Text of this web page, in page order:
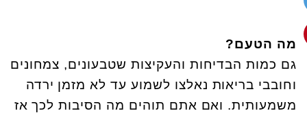
מה הטעם?
גם כמות הבדיחות והעקיצות שטבעונים, צמחונים
וחובבי בריאות נאלצו לשמוע עד לא מזמן ירדה
משמעותית. ואם אתם תוהים מה הסיבות לכך אז